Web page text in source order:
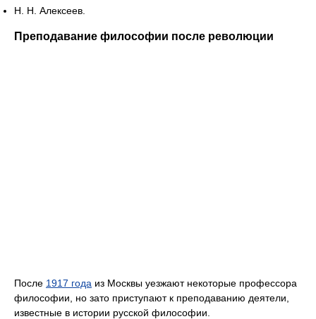
Н. Н. Алексеев.
Преподавание философии после революции
После 1917 года из Москвы уезжают некоторые профессора
философии, но зато приступают к преподаванию деятели,
известные в истории русской философии.